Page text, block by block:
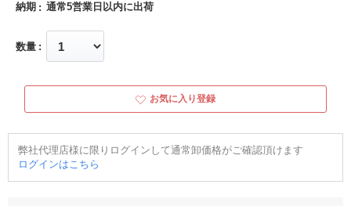
納期 通常5営業日以内に出荷
数量
お気に入り登録
弊社代理店様に限りログインして通常卸価格がご確認頂けます
ログインはこちら